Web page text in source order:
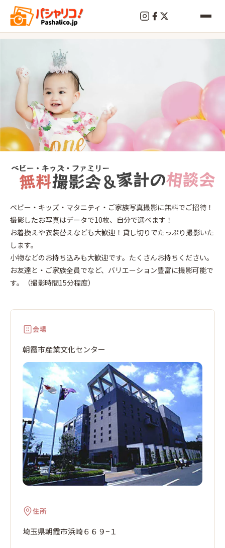
終
了
朝
霞
ベビー・キッズ・マタニティ・ご家族写真撮影に無料でご招待！
撮影したお写真はデータで10枚、自分で選べます！
お着換えや衣装替えなども大歓迎！貸し切りでたっぷり撮影いた
します。
小物などのお持ち込みも大歓迎です。たくさんお持ちください。
お友達と・ご家族全員でなど、バリエーション豊富に撮影可能で
す。（撮影時間15分程度）
会場
朝霞市産業文化センター
住所
埼玉県朝霞市浜崎６６９−１